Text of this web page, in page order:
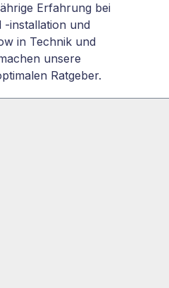
Erfahrung bei
-installation und
in Technik und
unsere
Ratgeber.